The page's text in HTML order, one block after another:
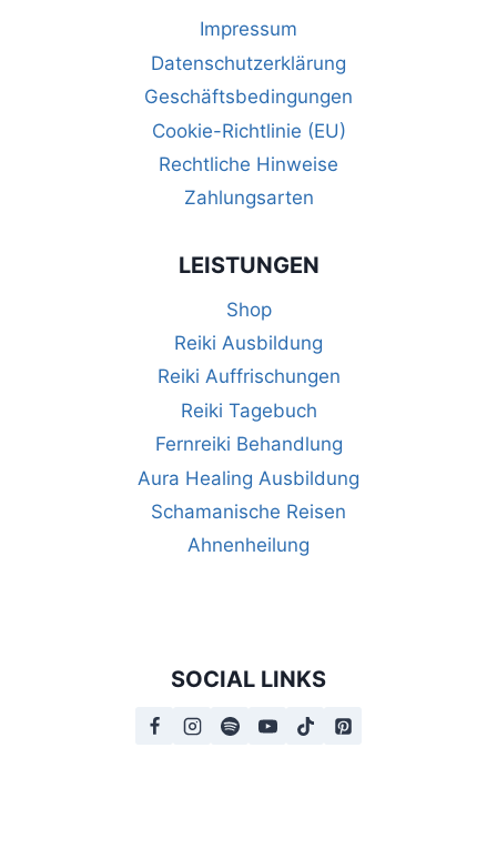
Impressum
Datenschutzerklärung
Geschäftsbedingungen
Cookie-Richtlinie (EU)
Rechtliche Hinweise
Zahlungsarten
LEISTUNGEN
Shop
Reiki Ausbildung
Reiki Auffrischungen
Reiki Tagebuch
Fernreiki Behandlung
Aura Healing Ausbildung
Schamanische Reisen
Ahnenheilung
SOCIAL LINKS